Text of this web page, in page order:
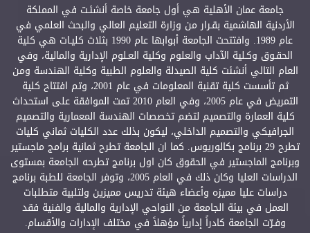
جامعة عمان الأهلية هي أول جامعة خاصة أنشئـت في المملكة
الأردنية الهاشمية بقـرار من وزارة التعليم العالي والبحث العلمي في
عام 1989. وافتتحت الجامعة أبوابها عام 1990 بثلاث كليـات هي كلية
الحقـوق وكـلية الآداب والعلوم وكلية العـلوم الإدارية والمالية، وفي
العام التالي أنشئت كلية الصيدلة والعلوم الطبية وكلية الهندسة ومن
ثم تأسست كلية تقنية المعلومات في عام 2001، وتم افتتاح كلية
التمريض في عام 2005، وفي العام 2010 تمت الموافقة على استحداث
كلية العمارة والتصميم لتضم تخصصات الهندسة المعمارية والتصميم
الجرافيكي والتصميم الداخلي، ليكون بذلك عدد الكليات ثماني كليات
تطرح 29 برنامج بكالوريوس. كما ان الجامعة تطرح ثمانية برامج ماجستير
وبرنامج الماجستير في الحقوق كان اول برنامج تطرحه الجامعة بمستوى
الدراسات العليا وكان ذلك في العام 2005، وتوفر الجامعة للطبة برنامج
دراسات عليا مميزه وأعضاء هيئة تدريس مميزين ولتلبية متطلبات
العمل في بيئة الجامعة من النواحي الإدارية والمالية والفنية فقد
وفـرّت الجامعة كادراً إدارياً مؤهلاً في مختلف الإدارات والأقسام.